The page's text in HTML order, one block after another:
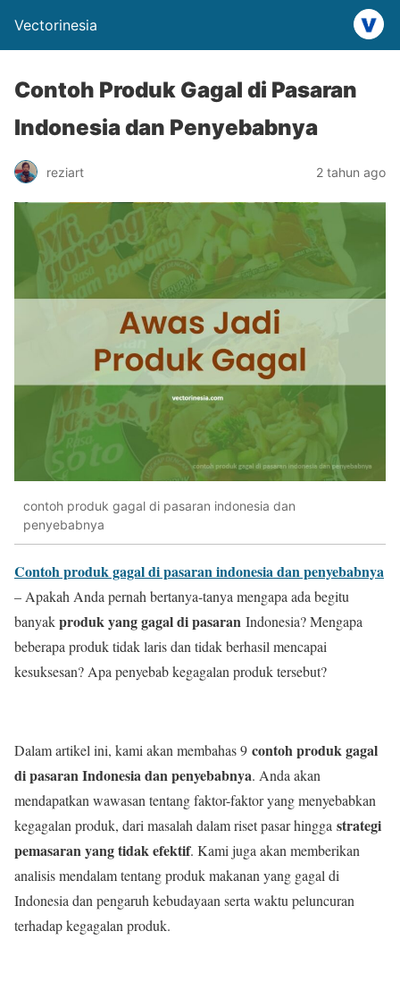
Vectorinesia
Contoh Produk Gagal di Pasaran
Indonesia dan Penyebabnya
reziart 2 tahun ago
contoh produk gagal di pasaran indonesia dan
penyebabnya
Contoh produk gagal di pasaran indonesia dan penyebabnya
– Apakah Anda pernah bertanya-tanya mengapa ada begitu
banyakproduk yang gagal di pasaran Indonesia? Mengapa
beberapa produk tidak laris dan tidak berhasil mencapai
kesuksesan? Apa penyebab kegagalan produk tersebut?
Dalam artikel ini, kami akan membahas 9 contoh produk gagal
di pasaran Indonesia dan penyebabnya. Anda akan
mendapatkan wawasan tentang faktor-faktor yang menyebabkan
kegagalan produk, dari masalah dalam riset pasar hingga strategi
pemasaran yang tidak efektif. Kami juga akan memberikan
analisis mendalam tentang produk makanan yang gagal di
Indonesia dan pengaruh kebudayaan serta waktu peluncuran
terhadap kegagalan produk.